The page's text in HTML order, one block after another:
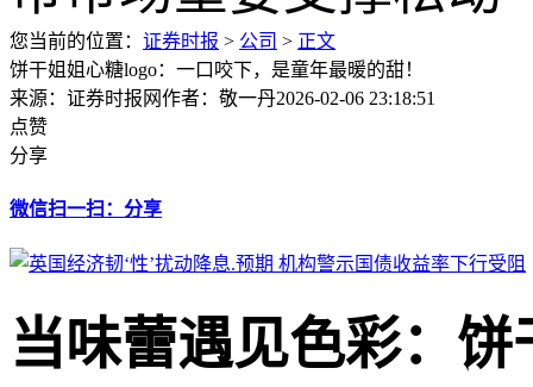
您当前的位置： 证券时报 > 公司 > 正文
饼干姐姐心糖logo：一口咬下，是童年最暖的甜！
来源：证券时报网作者：敬一丹2026-02-06 23:18:51
点赞
分享
微信扫一扫：分享
当味蕾遇见色彩：